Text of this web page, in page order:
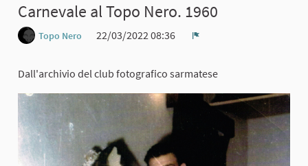
Carnevale al Topo Nero. 1960
Topo Nero
22/03/2022 08:36
Dall'archivio del club fotografico sarmatese